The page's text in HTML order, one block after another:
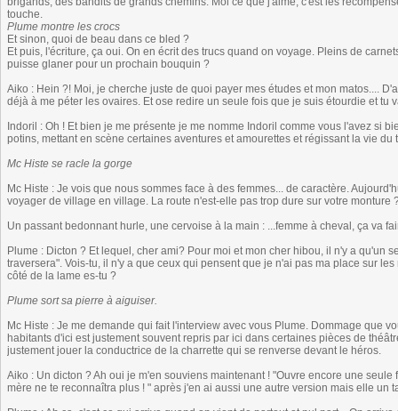
touche.
Plume montre les crocs
Et sinon, quoi de beau dans ce bled ?
Et puis, l'écriture, ça oui. On en écrit des trucs quand on voyage. Pleins de
puisse glaner pour un prochain bouquin ?
Aiko : Hein ?! Moi, je cherche juste de quoi payer mes études et mon matos....
déjà à me péter les ovaires. Et ose redire un seule fois que je suis étourdie et tu
Indoril : Oh ! Et bien je me présente je me nomme Indoril comme vous l'avez si
potins, mettant en scène certaines aventures et amourettes et régissant la vie du
Mc Histe se racle la gorge
Mc Histe : Je vois que nous sommes face à des femmes... de caractère.
voyager de village en village. La route n'est-elle pas trop dure sur votre monture
Un passant bedonnant hurle, une cervoise à la main : ...femme à cheval, ça va
Plume : Dicton ? Et lequel, cher ami? Pour moi et mon cher hibou, il n'y a qu'un
traversera". Vois-tu, il n'y a que ceux qui pensent que je n'ai pas ma place sur
côté de la lame es-tu ?
Plume sort sa pierre à aiguiser.
Mc Histe : Je me demande qui fait l'interview avec vous Plume. Dommage que
habitants d'ici est justement souvent repris par ici dans certaines pièces de
justement jouer la conductrice de la charrette qui se renverse devant le héros.
Aiko : Un dicton ? Ah oui je m'en souviens maintenant ! "Ouvre encore une
mère ne te reconnaîtra plus ! " après j'en ai aussi une autre version mais elle un